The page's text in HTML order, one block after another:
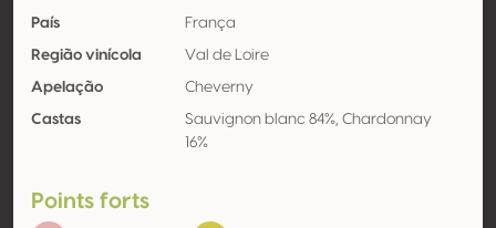
País França
Região vinícola Val de Loire
Apelação Cheverny
Castas
Sauvignon blanc 84%, Chardonnay
16%
Points forts